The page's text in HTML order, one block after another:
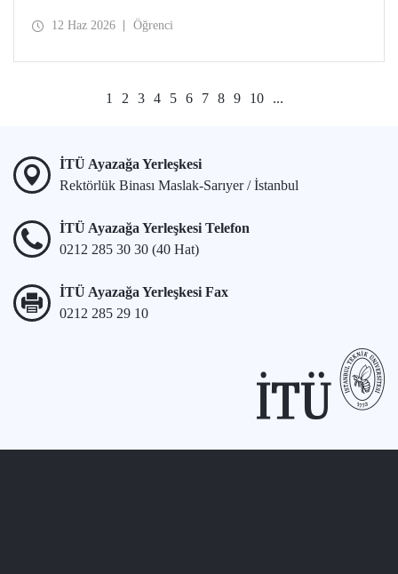
Class 2 sertifikalı atletizm tesisinin açılışında İTÜ ailesi bir
12 Haz 2026 Öğrenci
1 2 3 4 5 6 7 8 9 10 ...
İTÜ Ayazağa Yerleşkesi
Rektörlük Binası Maslak-Sarıyer / İstanbul
İTÜ Ayazağa Yerleşkesi Telefon
0212 285 30 30 (40 Hat)
İTÜ Ayazağa Yerleşkesi Fax
0212 285 29 10